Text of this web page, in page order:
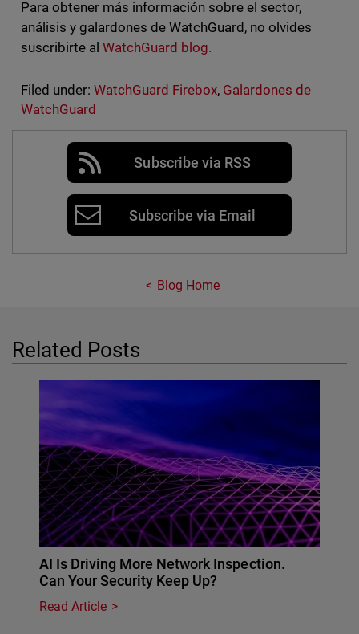
Para obtener más información sobre el sector,
análisis y galardones de WatchGuard, no olvides
suscribirte al WatchGuard blog.
Filed under: WatchGuard Firebox, Galardones de
WatchGuard
Subscribe via RSS
Subscribe via Email
Blog Home
Related Posts
AI Is Driving More Network Inspection.
Can Your Security Keep Up?
Read Article